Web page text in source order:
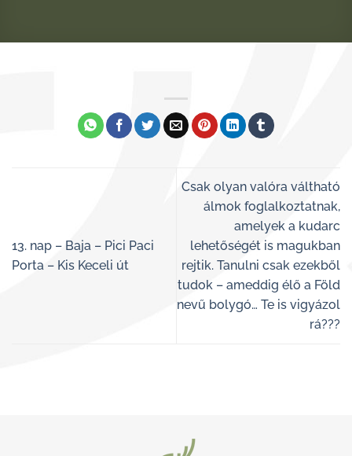
13. nap – Baja – Pici Paci
Porta – Kis Keceli út
Csak olyan valóra váltható
álmok foglalkoztatnak,
amelyek a kudarc
lehetőségét is magukban
rejtik. Tanulni csak ezekből
tudok – ameddig élő a Föld
nevű bolygó… Te is vigyázol
rá???